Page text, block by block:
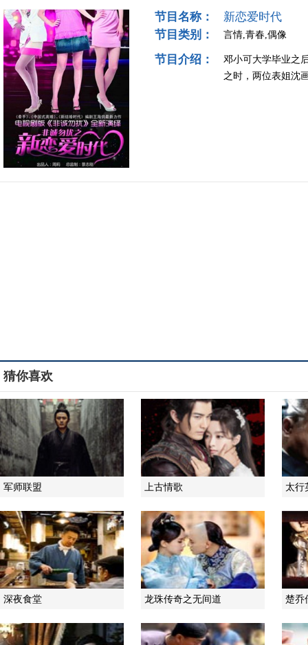
节目名称：
新恋爱时代
节目类别：
言情,青春,偶像
节目介绍：
邓小可大学毕业之
之时，两位表姐沈
猜你喜欢
军师联盟 上古情歌 太行
深夜食堂 龙珠传奇之无间道 楚乔